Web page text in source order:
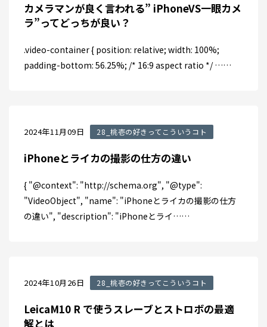
カメラマンが良く言われる” iPhoneVS一眼カメ
ラ”ってどっちが良い？
.video-container { position: relative; width: 100%;
padding-bottom: 56.25%; /* 16:9 aspect ratio */ ……
2024年11月09日 28_桃壱の好きってこういうコト
iPhoneとライカの撮影の仕方の違い
{ "@context": "http://schema.org", "@type":
"VideoObject", "name": "iPhoneとライカの撮影の仕方
の違い", "description": "iPhoneとライ……
2024年10月26日 28_桃壱の好きってこういうコト
LeicaM10 R で使うスレーブとストロボの最適
解とは